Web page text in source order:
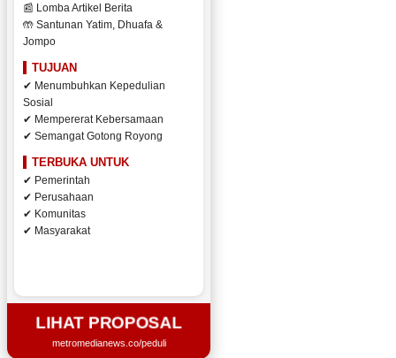
📰 Lomba Artikel Berita
🤲 Santunan Yatim, Dhuafa &
Jompo
TUJUAN
✔ Menumbuhkan Kepedulian
Sosial
✔ Mempererat Kebersamaan
✔ Semangat Gotong Royong
TERBUKA UNTUK
✔ Pemerintah
✔ Perusahaan
✔ Komunitas
✔ Masyarakat
LIHAT PROPOSAL
metromedianews.co/peduli